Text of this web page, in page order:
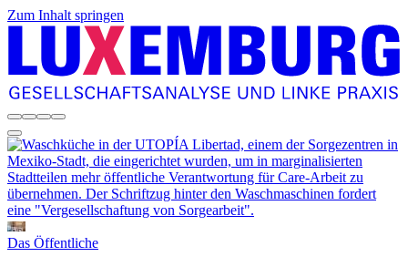
Zum Inhalt springen
Das Öffentliche